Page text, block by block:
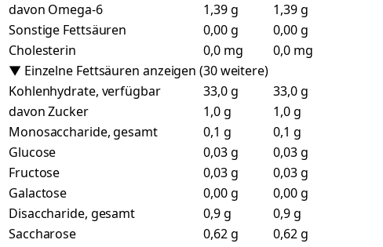
davon Omega-6
1,39 g
1,39 g
Sonstige Fettsäuren
0,00 g
0,00 g
Cholesterin
0,0 mg
0,0 mg
▼ Einzelne Fettsäuren anzeigen (30 weitere)
Kohlenhydrate, verfügbar
33,0 g
33,0 g
davon Zucker
1,0 g
1,0 g
Monosaccharide, gesamt
0,1 g
0,1 g
Glucose
0,03 g
0,03 g
Fructose
0,03 g
0,03 g
Galactose
0,00 g
0,00 g
Disaccharide, gesamt
0,9 g
0,9 g
Saccharose
0,62 g
0,62 g